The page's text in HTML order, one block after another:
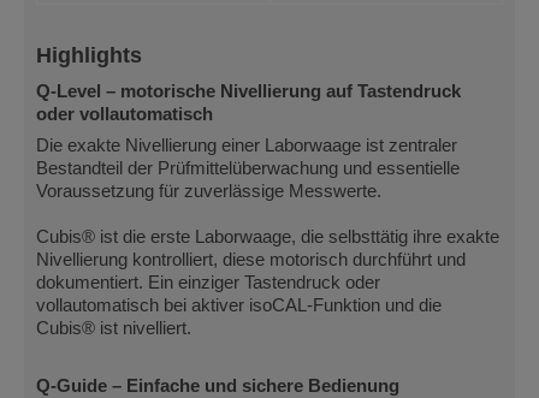
Highlights
Q-Level – motorische Nivellierung auf Tastendruck
oder vollautomatisch
Die exakte Nivellierung einer Laborwaage ist zentraler
Bestandteil der Prüfmittelüberwachung und essentielle
Voraussetzung für zuverlässige Messwerte.
Cubis® ist die erste Laborwaage, die selbsttätig ihre exakte
Nivellierung kontrolliert, diese motorisch durchführt und
dokumentiert. Ein einziger Tastendruck oder
vollautomatisch bei aktiver isoCAL-Funktion und die
Cubis® ist nivelliert.
Q-Guide – Einfache und sichere Bedienung